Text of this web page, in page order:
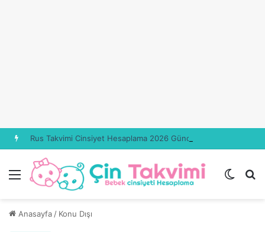
Rus Takvimi Cinsiyet Hesaplama 2026 Güncel
Menü
Dış
Anasayfa / Konu Dışı